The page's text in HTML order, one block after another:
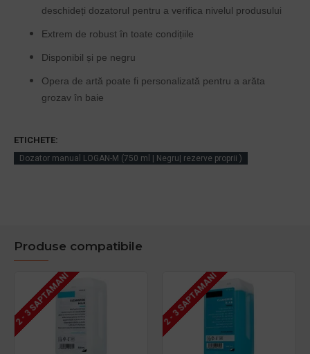
deschideți dozatorul pentru a verifica nivelul produsului
Extrem de robust în toate condițiile
Disponibil și pe negru
Opera de artă poate fi personalizată pentru a arăta
grozav în baie
ETICHETE:
Dozator manual LOGAN-M (750 ml | Negru| rezerve proprii )
Produse compatibile
2 - 3 SAPTAMANI 2 - 3 SAPTAMANI